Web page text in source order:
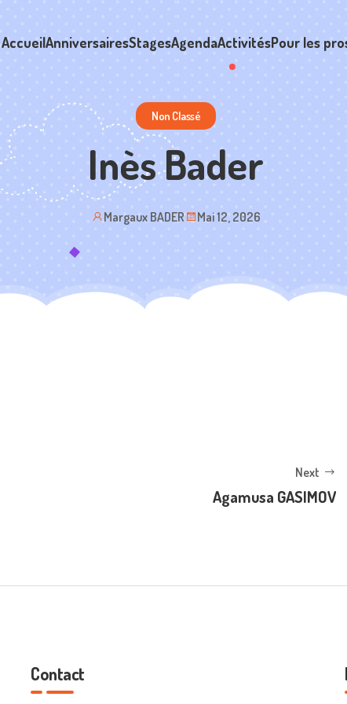
AccueilAnniversairesStagesAgendaActivitésPour les
Non Classé
Inès Bader
Margaux BADER Mai 12, 2026
Next
Agamusa GASIMOV
Contact